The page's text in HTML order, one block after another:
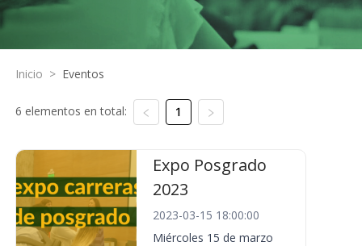
Inicio > Eventos
6 elementos en total: 1
Expo Posgrado
2023
2023-03-15 18:00:00
Miércoles 15 de marzo